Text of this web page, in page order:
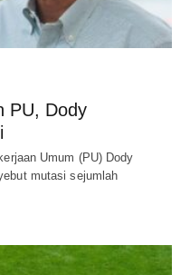
PU, Dody
Umum (PU) Dody
mutasi sejumlah